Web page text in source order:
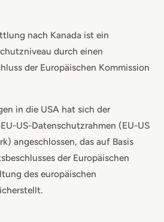
nach Kanada ist ein
durch einen
der Europäischen Kommission
in die USA hat sich der
US-Datenschutzrahmen (EU-US
angeschlossen, das auf Basis
der Europäischen
des europäischen